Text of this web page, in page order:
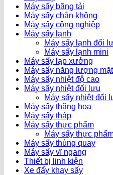
Máy sấy băng tải
Máy sấy chân không
Máy sấy công nghiệp
Máy sấy lạnh
Máy sấy lạnh đối
Máy sấy lạnh mini
Máy sấy lạp xưởng
Máy sấy năng lượng
Máy sấy nhiệt độ cao
Máy sấy nhiệt đối lưu
Máy sấy nhiệt đối
Máy sấy thăng hoa
Máy sấy tháp
Máy sấy thực phẩm
Máy sấy thực
Máy sấy thùng quay
Máy sấy vĩ ngang
Thiết bị linh kiện
Xe đẩy khay sấy